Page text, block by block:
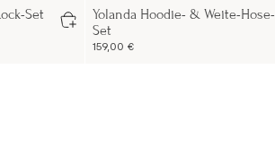
Set
Yolanda Hoodie- & Weite-Hose-
Set
159,00 €